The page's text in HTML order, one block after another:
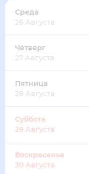
Среда
26 Августа
Четверг
27 Августа
Пятница
28 Августа
Суббота
29 Августа
Воскресенье
30 Августа